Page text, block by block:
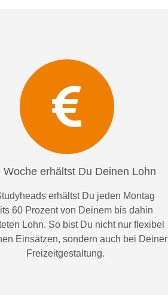
Woche erhältst Du Deinen Lohn
erhältst Du jeden Montag
60 Prozent von Deinem bis dahin
Lohn. So bist Du nicht nur flexibel
Einsätzen, sondern auch bei Deiner
Freizeitgestaltung.